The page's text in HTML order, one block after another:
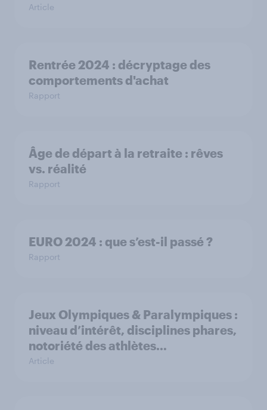
Article
Rentrée 2024 : décryptage des
comportements d'achat
Rapport
Âge de départ à la retraite : rêves
vs. réalité
Rapport
EURO 2024 : que s’est-il passé ?
Rapport
Jeux Olympiques & Paralympiques :
niveau d’intérêt, disciplines phares,
notoriété des athlètes…
Article